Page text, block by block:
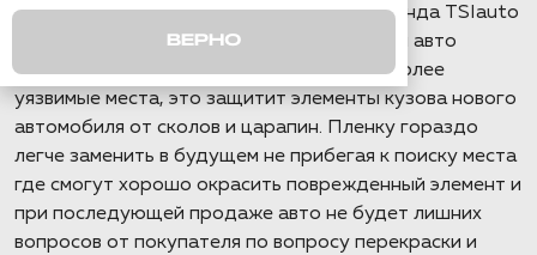
пленкой передней части автомобиля команда TSIauto
рекомендует обязательно защищать свой авто
пленкой после покупки, как минимум наиболее
уязвимые места, это защитит элементы кузова нового
автомобиля от сколов и царапин. Пленку гораздо
легче заменить в будущем не прибегая к поиску места
где смогут хорошо окрасить поврежденный элемент и
при последующей продаже авто не будет лишних
вопросов от покупателя по вопросу перекраски и
ВЕРНО